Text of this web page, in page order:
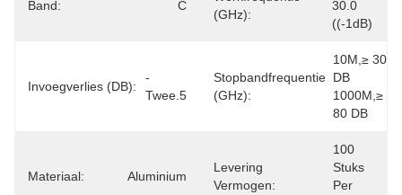
Band: C
(GHz):
30.0
((-1dB)
Invoegverlies (dB):
-
Twee.5
Stopbandfrequentie
(GHz):
10M,≥ 30
DB
1000M,≥
80 DB
Materiaal: Aluminium
Levering
Vermogen:
100
Stuks
Per